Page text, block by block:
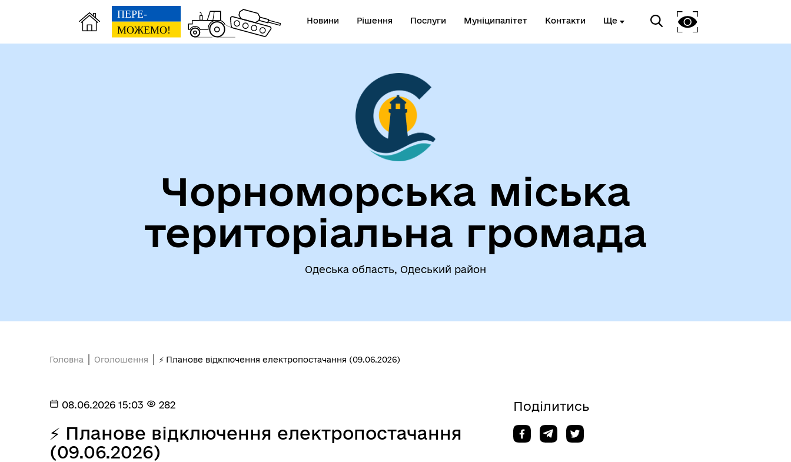
Новини Рішення Послуги Муніципалітет Контакти Ще
Колегіальні органи (ради,
Герої не вмирають!
Чорноморська міська
територіальна громада
Одеська область, Одеський район
Головна Оголошення ⚡ Планове відключення електропостачання (09.06.2026)
08.06.2026 15:03 282
⚡ Планове відключення електропостачання
(09.06.2026)
Поділитись